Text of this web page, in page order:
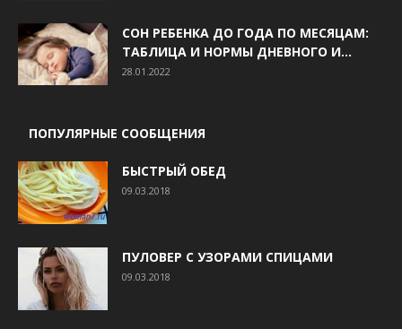
СОН РЕБЕНКА ДО ГОДА ПО МЕСЯЦАМ:
ТАБЛИЦА И НОРМЫ ДНЕВНОГО И...
28.01.2022
ПОПУЛЯРНЫЕ СООБЩЕНИЯ
БЫСТРЫЙ ОБЕД
09.03.2018
ПУЛОВЕР С УЗОРАМИ СПИЦАМИ
09.03.2018